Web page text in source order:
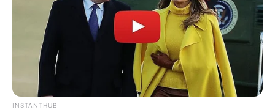
INSTANTHUB